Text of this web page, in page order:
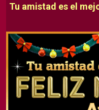
Tu amistad es el